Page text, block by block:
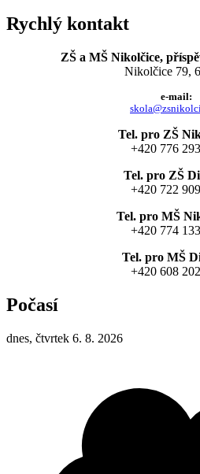
Rychlý kontakt
ZŠ a MŠ Nikolčice,
Nikolčice 79,
e-mail:
Tel. pro ZŠ
+420 776
Tel. pro ZŠ
+420 722
Tel. pro MŠ
+420 774
Tel. pro MŠ
+420 608
Počasí
dnes, čtvrtek 6. 8. 2026